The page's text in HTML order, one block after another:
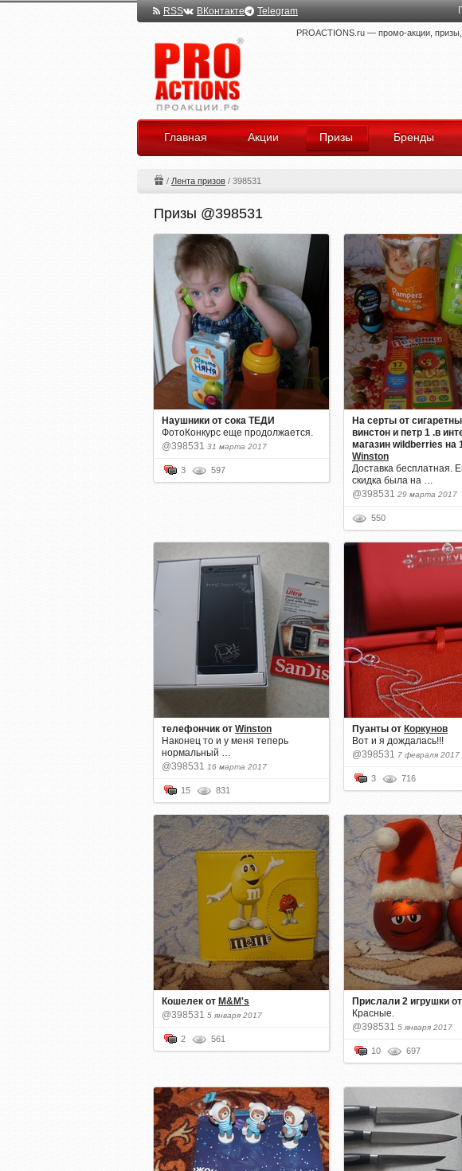
RSS ВКонтакте Telegram
PROACTIONS.ru — промо-акции,
Главная Акции Призы Бренды
/ Лента призов / 398531
Призы @398531
Наушники от сока ТЕДИ
ФотоКонкурс еще продолжается.
@398531 31 марта 2017
3 597
На серты от
винстон и петр 1 .в
магазин wildberries на
Winston
Доставка бесплатная.
скидка была на …
@398531 29 марта 2017
550
телефончик от Winston
Наконец то и у меня теперь
нормальный …
@398531 16 марта 2017
15 831
Пуанты от Коркунов
Вот и я дождалась!!!
@398531 7 февраля 2017
3 716
Кошелек от M&M's
@398531 5 января 2017
2 561
Прислали 2 игрушки от
Красные.
@398531 5 января 2017
10 697